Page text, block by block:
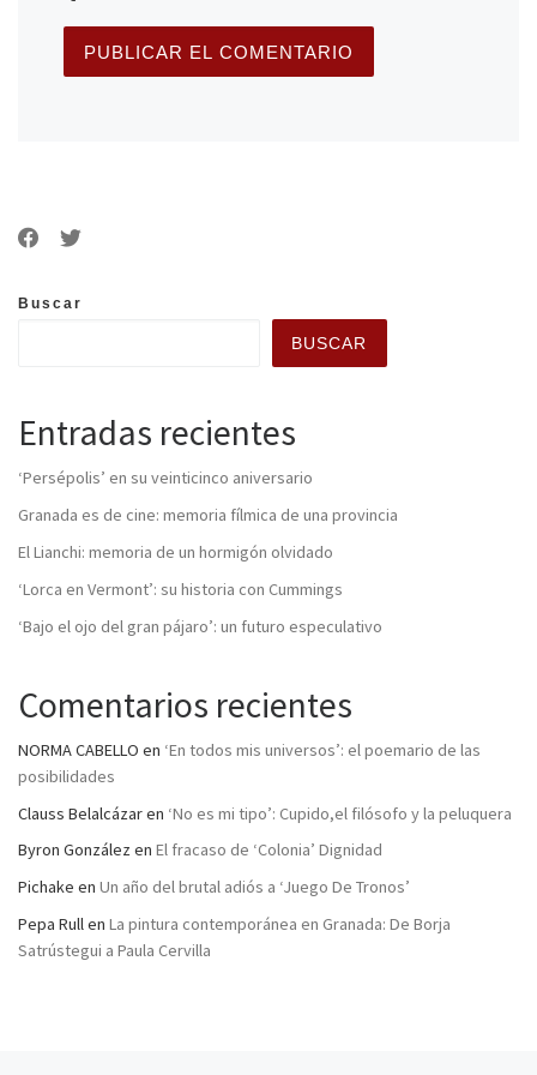
Buscar
BUSCAR
Entradas recientes
‘Persépolis’ en su veinticinco aniversario
Granada es de cine: memoria fílmica de una provincia
El Lianchi: memoria de un hormigón olvidado
‘Lorca en Vermont’: su historia con Cummings
‘Bajo el ojo del gran pájaro’: un futuro especulativo
Comentarios recientes
NORMA CABELLO en ‘En todos mis universos’: el poemario de las
posibilidades
Clauss Belalcázaren ‘No es mi tipo’: Cupido,el filósofo y la peluquera
Byron González en El fracaso de ‘Colonia’ Dignidad
Pichake en Un año del brutal adiós a ‘Juego De Tronos’
Pepa Rullen La pintura contemporánea en Granada: De Borja
Satrústegui a Paula Cervilla